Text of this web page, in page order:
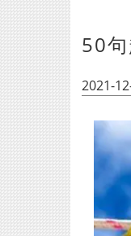
50
2021-